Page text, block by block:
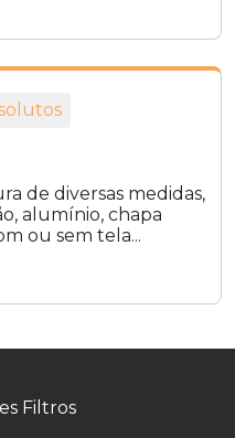
de diversas medidas,
alumínio, chapa
ou sem tela...